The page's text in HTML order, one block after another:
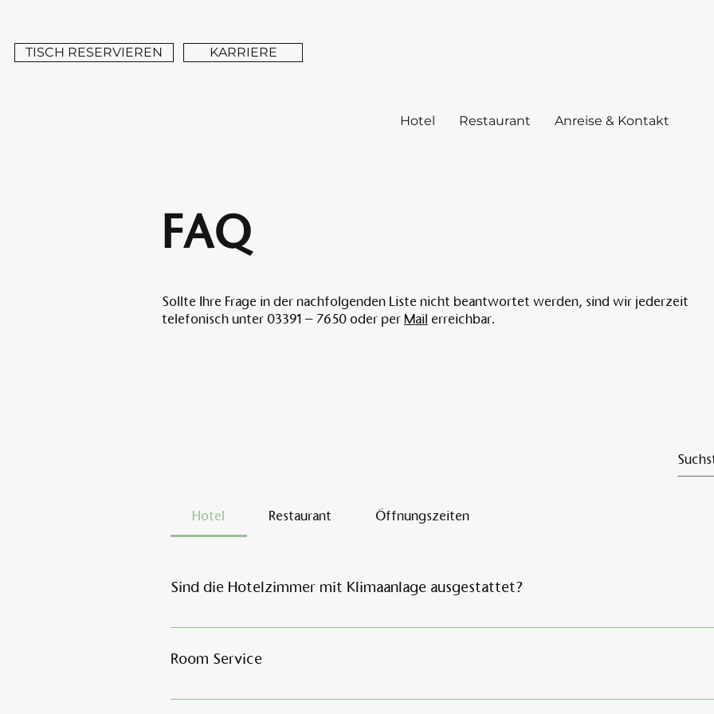
TISCH RESERVIEREN KARRIERE
Hotel Restaurant Anreise & Kontakt
FAQ
Sollte Ihre Frage in der nachfolgenden Liste nicht beantwortet werden, sind wir jederzeit
telefonisch unter 03391 – 7650 oder perMail erreichbar.
Hotel Restaurant Öffnungszeiten
Sind die Hotelzimmer mit Klimaanlage ausgestattet?
In unsere Zimmer gibt es keine Klimaanlage.
Room Service
Wir bitten bei uns im Hotel Am Alten Rhin in Neuruppin kein Speiseservice im Hotelzimmer